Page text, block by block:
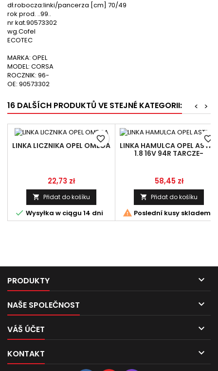
dł.robocza:linki/pancerza [cm] 70/49
rok prod. ..99..
nr kat.90573302
wg.Cofel
ECOTEC
MARKA: OPEL
MODEL: CORSA
ROCZNIK: 96-
OE: 90573302
16 DALŠÍCH PRODUKTŮ VE STEJNÉ KATEGORII: >
<
LINKA LICZNIKA OPEL OMEGA
Cena
22,73 zł
 Přidat do košíku
 Wysyłka w ciągu 14 dni
favorite_border
LINKA HAMULCA OPEL ASTRA
1.8 16V 94R TARCZE-
Cena
58,45 zł
 Přidat do košíku
 Poslední kusy skladem
favorite_border
PRODUKTY 
NAŠE SPOLEČNOST 
VÁŠ ÚČET 
KONTAKT 